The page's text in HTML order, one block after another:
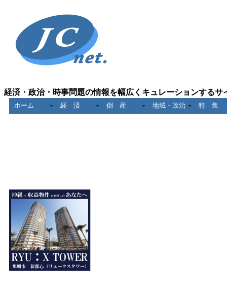
経済・政治・時事問題の情報を幅広くキュレーションするサ
ホーム 経 済 倒 産 地域・政治 特 集